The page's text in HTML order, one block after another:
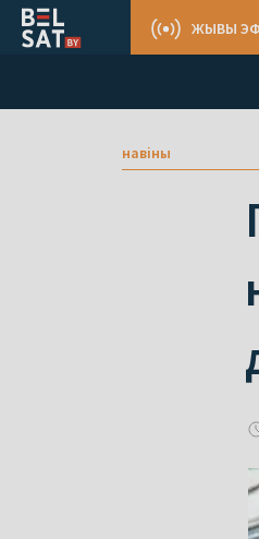
ЖЫВЫ
навіны